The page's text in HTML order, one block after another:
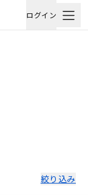
ログイン
絞り込み